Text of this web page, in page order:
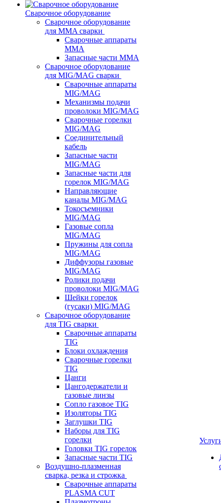
Сварочное оборудование
Сварочное оборудование
для MMA сварки
Сварочные аппараты
MMA
Запасные части MMA
Сварочное оборудование
для MIG/MAG сварки
Сварочные аппараты
MIG/MAG
Механизмы подачи
проволоки MIG/MAG
Сварочные горелки
MIG/MAG
Соединительный
кабель
Запасные части
MIG/MAG
Запасные части для
горелок MIG/MAG
Направляющие
каналы MIG/MAG
Токосъемники
MIG/MAG
Газовые сопла
MIG/MAG
Пружины для сопла
MIG/MAG
Диффузоры газовые
MIG/MAG
Ролики подачи
проволоки MIG/MAG
Шейки горелок
(гусаки) MIG/MAG
Сварочное оборудование
для TIG сварки
Сварочные аппараты
TIG
Блоки охлаждения
Сварочные горелки
TIG
Цанги
Цангодержатели и
газовые линзы
Сопло газовое TIG
Изоляторы TIG
Заглушки TIG
Наборы для TIG
горелки
Головки TIG горелок
Запасные части TIG
Воздушно-плазменная
сварка, резка и строжка
Сварочные аппараты
PLASMA CUT